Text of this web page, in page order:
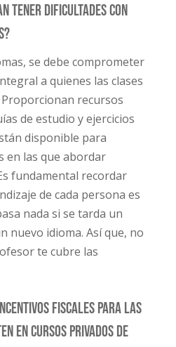
tener dificultades con
se debe comprometer
a quienes las clases
recursos
de estudio y ejercicios
disponible para
en las que abordar
fundamental recordar
de cada persona es
nada si se tarda un
nuevo idioma. Así que, no
te cubre las
fiscales para las
en cursos privados de